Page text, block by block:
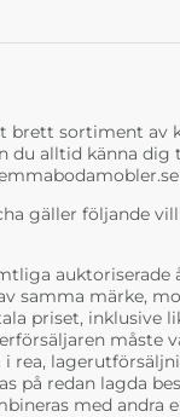
brett sortiment av
du alltid känna
gäller följande
auktoriserade
samma märke,
priset, inklusive
måste
rea,
på redan lagda
med andra